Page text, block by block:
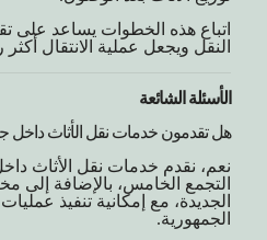
اتباع هذه الخطوات يساعد على
النقل ويجعل عملية الانتقال
الأسئلة الشائعة
هل تقدمون خدمات نقل الأثاث داخل
نعم، نقدم خدمات نقل الأثاث
التجمع الخامس، بالإضافة إلى
الجديدة، مع إمكانية تنفيذ
الجمهورية.